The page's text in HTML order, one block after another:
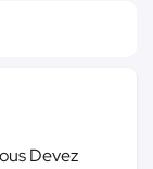
Devez